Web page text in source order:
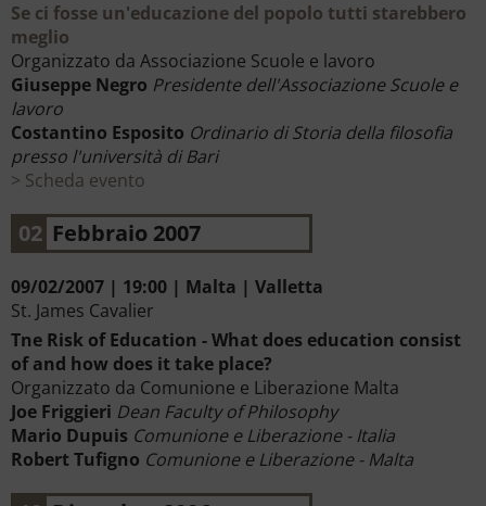
Se ci fosse un'educazione del popolo tutti starebbero
meglio
Organizzato da Associazione Scuole e lavoro
Giuseppe Negro Presidente dell'Associazione Scuole e
lavoro
Costantino Esposito Ordinario di Storia della filosofia
presso l'università di Bari
Scheda evento
02 Febbraio 2007
09/02/2007 | 19:00 | Malta | Valletta
St. James Cavalier
Tne Risk of Education - What does education consist
of and how does it take place?
Organizzato da Comunione e Liberazione Malta
Joe Friggieri Dean Faculty of Philosophy
Mario Dupuis Comunione e Liberazione - Italia
Robert Tufigno Comunione e Liberazione - Malta